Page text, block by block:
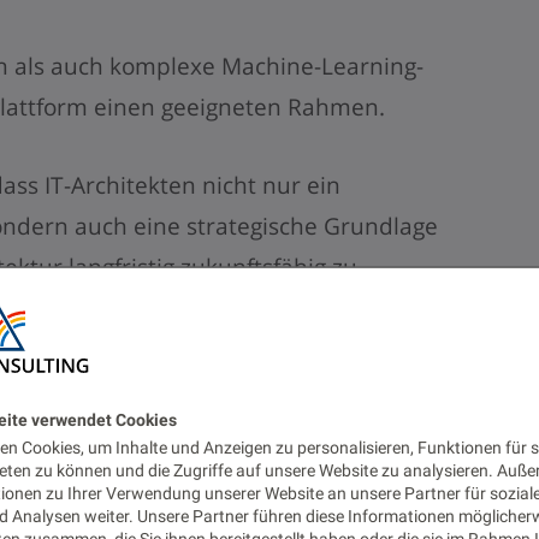
verwendet Cookies
Cookies, um Inhalte und Anzeigen zu personalisieren, Funktionen für
zu können und die Zugriffe auf unsere Website zu analysieren.
zu Ihrer Verwendung unserer Website an unsere Partner für
Analysen weiter. Unsere Partner führen diese Informationen
als auch komplexe Machine-Learning-
einen geeigneten Rahmen.
IT-Architekten nicht nur ein
auch eine strategische Grundlage
langfristig zukunftsfähig zu
dbt: Zwei Wege zur